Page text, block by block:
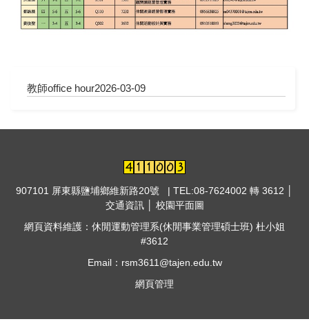
教師office hour2026-03-09
907101 屏東縣鹽埔鄉維新路20號 | TEL:08-7624002 轉 3612 │
交通資訊│ 校園平面圖
網頁資料維護：休閒運動管理系(休閒事業管理碩士班) 杜小姐
#3612
Email：rsm3611@tajen.edu.tw
網頁管理